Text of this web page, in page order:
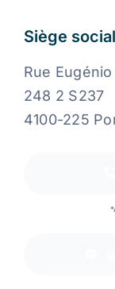
Siège social
Rue
248 2 S237
4100-225